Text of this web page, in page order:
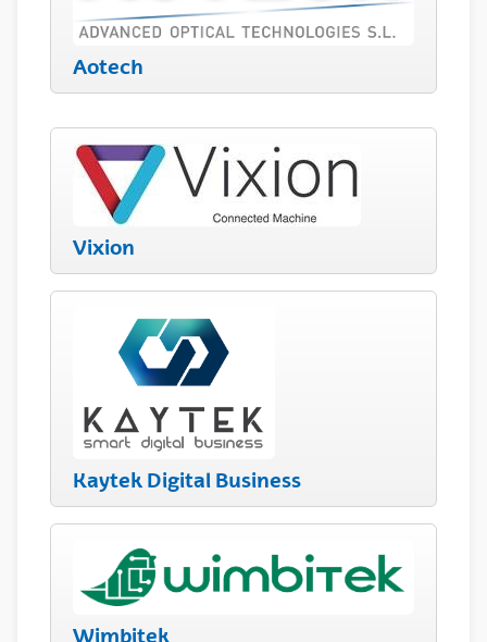
Aotech
Vixion
Kaytek Digital Business
Wimbitek